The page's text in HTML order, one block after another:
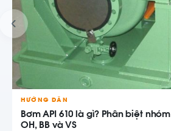
HƯỚNG DẪN
Bơm API 610 là gì? Phân biệt nhóm
OH, BB và VS